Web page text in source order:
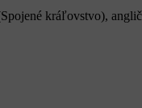
kráľovstvo),